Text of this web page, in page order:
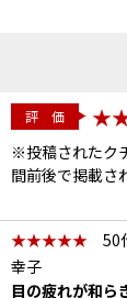
評 価
※投稿されたク
間前後で掲載さ
★★★★★ 50
幸子
目の疲れが和ら